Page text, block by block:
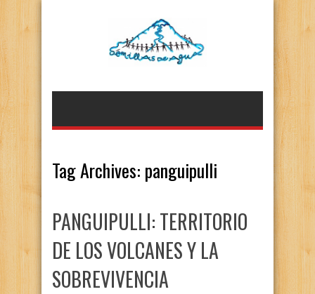
Tag Archives: panguipulli
PANGUIPULLI: TERRITORIO
DE LOS VOLCANES Y LA
SOBREVIVENCIA